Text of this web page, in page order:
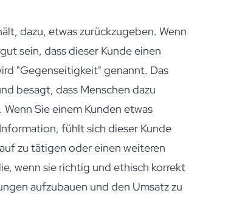
dazu, etwas zurückzugeben. Wenn
sein, dass dieser Kunde einen
"Gegenseitigkeit" genannt. Das
besagt, dass Menschen dazu
Sie einem Kunden etwas
fühlt sich dieser Kunde
zu tätigen oder einen weiteren
wenn sie richtig und ethisch korrekt
aufzubauen und den Umsatz zu